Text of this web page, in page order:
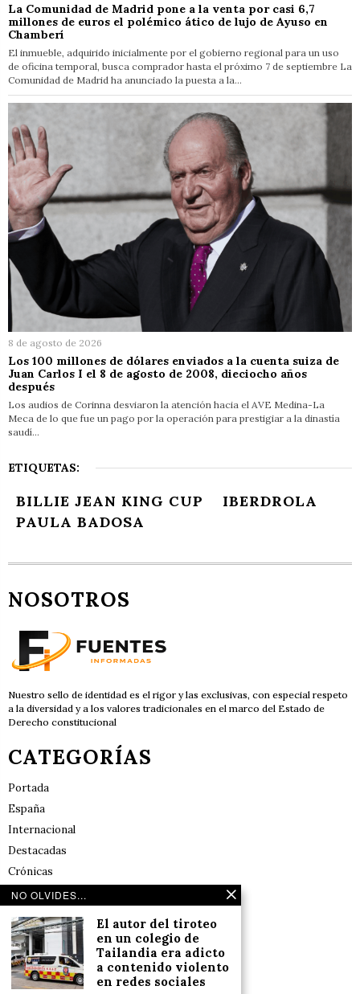
La Comunidad de Madrid pone a la venta por casi 6,7
millones de euros el polémico ático de lujo de Ayuso en
Chamberí
El inmueble, adquirido inicialmente por el gobierno regional para un uso
de oficina temporal, busca comprador hasta el próximo 7 de septiembre La
Comunidad de Madrid ha anunciado la puesta a la…
8 de agosto de 2026
Los 100 millones de dólares enviados a la cuenta suiza de
Juan Carlos I el 8 de agosto de 2008, dieciocho años
después
Los audios de Corinna desviaron la atención hacia el AVE Medina-La
Meca de lo que fue un pago por la operación para prestigiar a la dinastía
saudí…
ETIQUETAS:
BILLIE JEAN KING CUP
IBERDROLA
PAULA BADOSA
NOSOTROS
Nuestro sello de identidad es el rigor y las exclusivas, con especial respeto
a la diversidad y a los valores tradicionales en el marco del Estado de
Derecho constitucional
CATEGORÍAS
Portada
España
Internacional
Destacadas
Crónicas
Noticias de deportes en España
Reflexiones
LINKS
NO OLVIDES...
El autor del tiroteo
en un colegio de
Tailandia era adicto
a contenido violento
en redes sociales